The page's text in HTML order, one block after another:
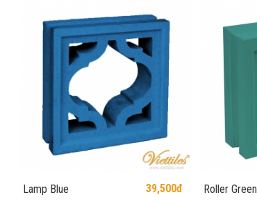
39,500đ
Lamp Blue Roller Green